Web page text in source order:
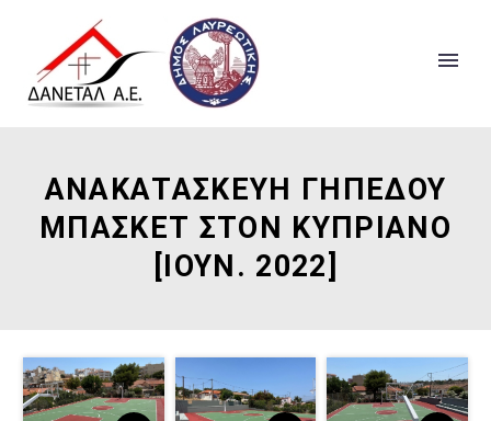
ΑΝΑΚΑΤΑΣΚΕΥΗ ΓΗΠΕΔΟΥ
ΜΠΑΣΚΕΤ ΣΤΟΝ ΚΥΠΡΙΑΝΟ
[ΙΟΥΝ. 2022]